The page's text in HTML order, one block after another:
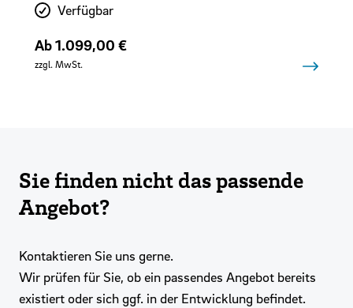
Verfügbarkeit
Verfügbar
Preis
Ab 1.099,00 €
zzgl. MwSt.
Sie finden nicht das passende
Angebot?
Kontaktieren Sie uns gerne.
Wir prüfen für Sie, ob ein passendes Angebot bereits
existiert oder sich ggf. in der Entwicklung befindet.